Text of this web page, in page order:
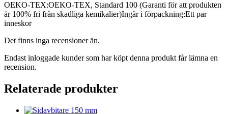
OEKO-TEX:OEKO-TEX, Standard 100 (Garanti för att produkten
är 100% fri från skadliga kemikalier)Ingår i förpackning:Ett par
inneskor
Det finns inga recensioner än.
Endast inloggade kunder som har köpt denna produkt får lämna en
recension.
Relaterade produkter